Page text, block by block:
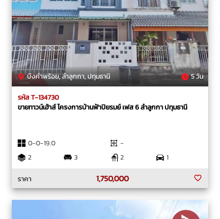
บึงคำพร้อย, ลำลูกกา, ปทุมธานี 5 วัน
รหัส T-134730
ขายทาวน์เฮ้าส์ โครงการบ้านฟ้าปิยรมย์ เฟส 6 ลำลูกกา ปทุมธานี
0-0-19.0
-
2
3 2
1
ราคา
1,750,000